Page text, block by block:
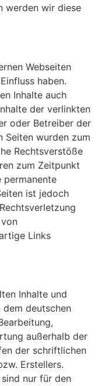
werden wir diese
Webseiten
haben.
Inhalte auch
der verlinkten
oder Betreiber der
Seiten wurden zum
Rechtsverstöße
zum Zeitpunkt
permanente
ist jedoch
Links
Inhalte und
dem deutschen
außerhalb der
der schriftlichen
Erstellers.
nur für den